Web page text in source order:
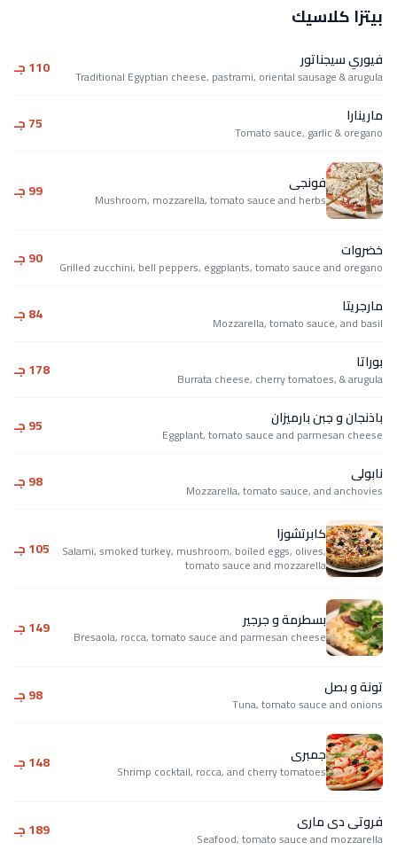
بيتزا كلاسيك
فيوري سيجناتور
Traditional Egyptian cheese, pastrami, oriental sausage & arugula 110 جـ
مارينارا
Tomato sauce, garlic & oregano 75 جـ
فونجى
Mushroom, mozzarella, tomato sauce and herbs 99 جـ
خضروات
Grilled zucchini, bell peppers, eggplants, tomato sauce and oregano 90 جـ
مارجريتا
Mozzarella, tomato sauce, and basil 84 جـ
بوراتا
Burrata cheese, cherry tomatoes, & arugula 178 جـ
باذنجان و جبن بارميزان
Eggplant, tomato sauce and parmesan cheese 95 جـ
نابولى
Mozzarella, tomato sauce, and anchovies 98 جـ
كابرتشوزا
Salami, smoked turkey, mushroom, boiled eggs, olives,
tomato sauce and mozzarella
105 جـ
بسطرمة و جرجير
Bresaola, rocca, tomato sauce and parmesan cheese 149 جـ
تونة و بصل
Tuna, tomato sauce and onions 98 جـ
جمبرى
Shrimp cocktail, rocca, and cherry tomatoes 148 جـ
فروتى دى مارى
Seafood, tomato sauce and mozzarella 189 جـ